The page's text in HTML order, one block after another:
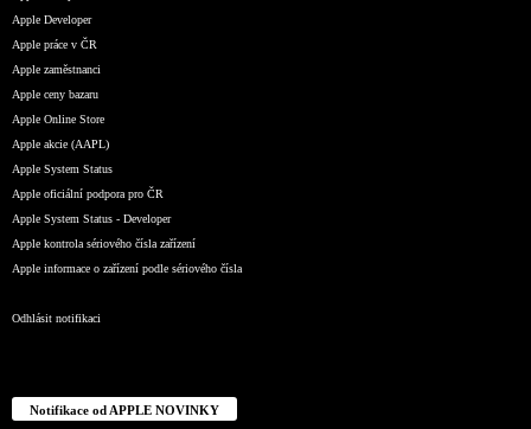
Apple Developer
Apple práce v ČR
Apple zaměstnanci
Apple ceny bazaru
Apple Online Store
Apple akcie (AAPL)
Apple System Status
Apple oficiální podpora pro ČR
Apple System Status - Developer
Apple kontrola sériového čísla zařízení
Apple informace o zařízení podle sériového čísla
Odhlásit notifikaci
Notifikace od APPLE NOVINKY